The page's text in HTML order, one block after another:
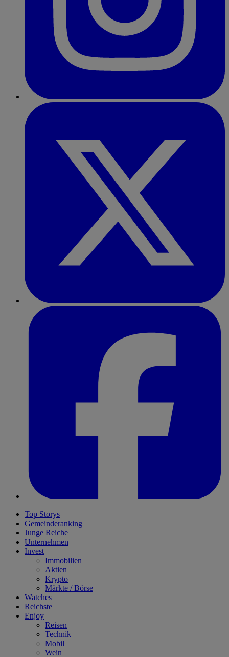
Top Storys
Gemeinderanking
Junge Reiche
Unternehmen
Invest
Immobilien
Aktien
Krypto
Märkte / Börse
Watches
Reichste
Enjoy
Reisen
Technik
Mobil
Wein